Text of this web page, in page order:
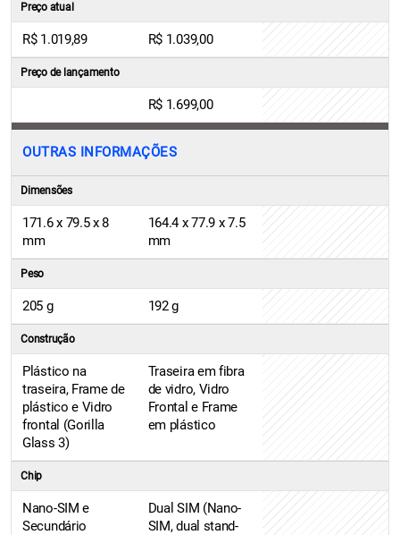
Preço atual
R$ 1.019,89 R$ 1.039,00
Preço de lançamento
R$ 1.699,00
OUTRAS INFORMAÇÕES
Dimensões
171.6 x 79.5 x 8
mm
164.4 x 77.9 x 7.5
mm
Peso
205 g 192 g
Construção
Plástico na
traseira, Frame de
plástico e Vidro
frontal (Gorilla
Glass 3)
Traseira em fibra
de vidro, Vidro
Frontal e Frame
em plástico
Chip
Nano-SIM e
Secundário
Dual SIM (Nano-
SIM, dual stand-